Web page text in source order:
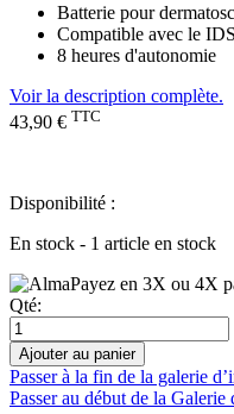
Batterie pour
Compatible avec le
8 heures d'autonomie
Voir la description complète.
43,90 € TTC
Disponibilité :
En stock - 1 article en stock
Payez en 3X ou 4X
Qté:
Ajouter au panier
Passer à la fin de la galerie
Passer au début de la Galerie